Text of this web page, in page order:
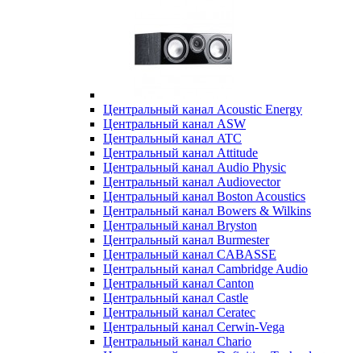
Центральный канал Acoustic Energy
Центральный канал ASW
Центральный канал ATC
Центральный канал Attitude
Центральный канал Audio Physic
Центральный канал Audiovector
Центральный канал Boston Acoustics
Центральный канал Bowers & Wilkins
Центральный канал Bryston
Центральный канал Burmester
Центральный канал CABASSE
Центральный канал Cambridge Audio
Центральный канал Canton
Центральный канал Castle
Центральный канал Ceratec
Центральный канал Cerwin-Vega
Центральный канал Chario